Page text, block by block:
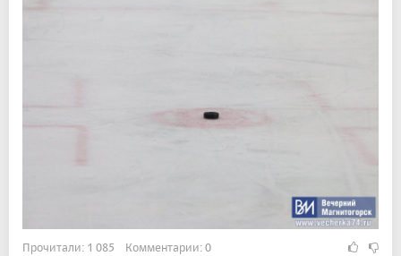
Прочитали: 1 085 Комментарии: 0